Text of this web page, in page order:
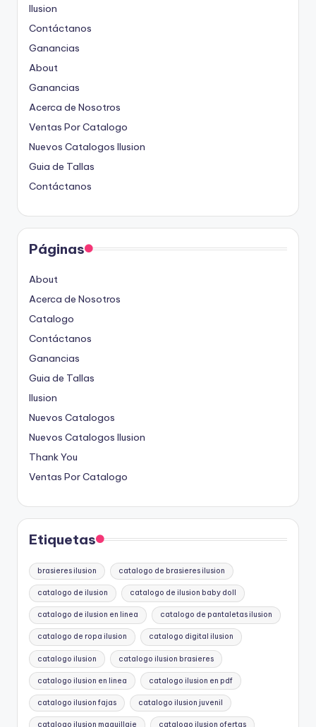
Ilusion
Contáctanos
Ganancias
About
Ganancias
Acerca de Nosotros
Ventas Por Catalogo
Nuevos Catalogos Ilusion
Guia de Tallas
Contáctanos
Páginas
About
Acerca de Nosotros
Catalogo
Contáctanos
Ganancias
Guia de Tallas
Ilusion
Nuevos Catalogos
Nuevos Catalogos Ilusion
Thank You
Ventas Por Catalogo
Etiquetas
brasieres ilusion catalogo de brasieres ilusion
catalogo de ilusion catalogo de ilusion baby doll
catalogo de ilusion en linea catalogo de pantaletas ilusion
catalogo de ropa ilusion catalogo digital ilusion
catalogo ilusion catalogo ilusion brasieres
catalogo ilusion en linea catalogo ilusion en pdf
catalogo ilusion fajas catalogo ilusion juvenil
catalogo ilusion maquillaje catalogo ilusion ofertas